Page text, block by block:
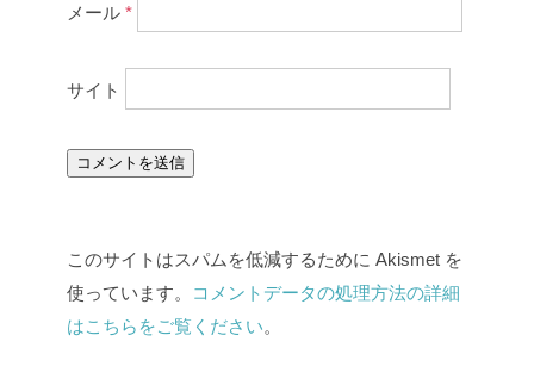
メール *
サイト
このサイトはスパムを低減するために Akismet を
使っています。
コメントデータの処理方法の詳細
はこちらをご覧ください。